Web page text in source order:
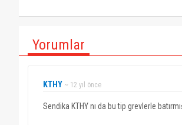
Yorumlar
KTHY ~ 12 yıl önce
Sendika KTHY nı da bu tip grevlerle